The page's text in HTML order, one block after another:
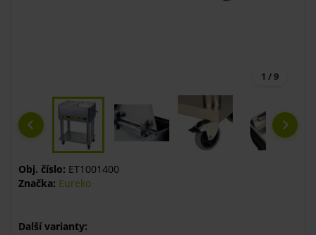
1 / 9
Obj. číslo: ET1001400
Značka: Eureko
Další varianty: